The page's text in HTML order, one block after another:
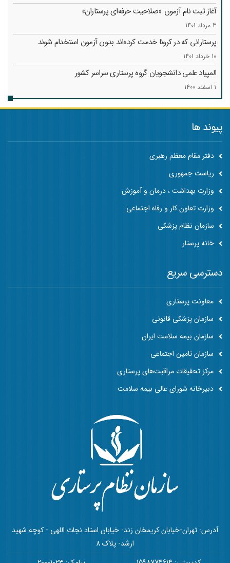
آغاز ثبت نام آزمون «صلاحیت حرفه‌ای پرستاران»
3 مرداد 1401
پرستارانی که در کرونا خدمت کرد‌ه‌اند بدون آزمون استخدام شوند
10 خرداد 1401
المپیاد علمی دانشجویان گروه پرستاری سراسر کشور
1 اسفند 1400
پیوند ها
دفتر مقام معظم رهبری
ریاست جمهوری
وزارت بهداشت ، درمان و آموزش
وزارت تعاون کار و رفاه اجتماعی
سازمان نظام پزشکی
خانه پرستار
آدرس: تهران-خیابان کریمخان زند- خیابان استاد نجات اللهی - کوچه شهید
ارشد- پلاک 8
دسترسی سریع
معاونت پرستاری
سازمان پزشکی قانونی
سازمان بیمه سلامت ایران
سازمان تامین اجتماعی
مرکز تحقیقات مراقبت‌های پرستاری
دبیرخانه شورای عالی بیمه سلامت